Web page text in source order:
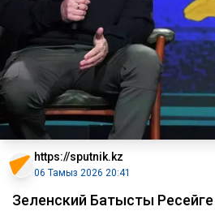
https://sputnik.kz
06 Тамыз 2026 20:41
Зеленский Батысты Ресейге